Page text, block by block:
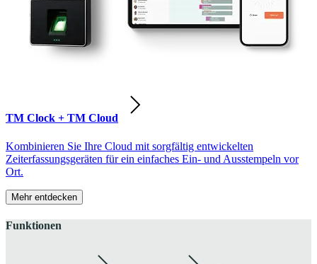
TM Clock + TM Cloud
Kombinieren Sie Ihre Cloud mit sorgfältig entwickelten
Zeiterfassungsgeräten für ein einfaches Ein- und Ausstempeln vor
Ort.
Mehr entdecken
Funktionen